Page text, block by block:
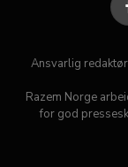
Ansvarlig
Razem Norge
for god